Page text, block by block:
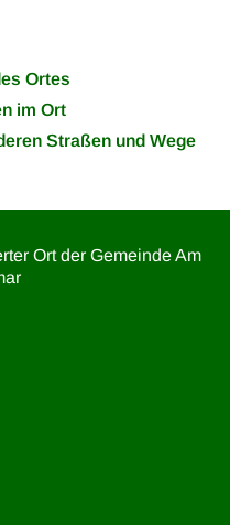
Ortes
im Ort
Straßen und Wege
Ort der Gemeinde Am